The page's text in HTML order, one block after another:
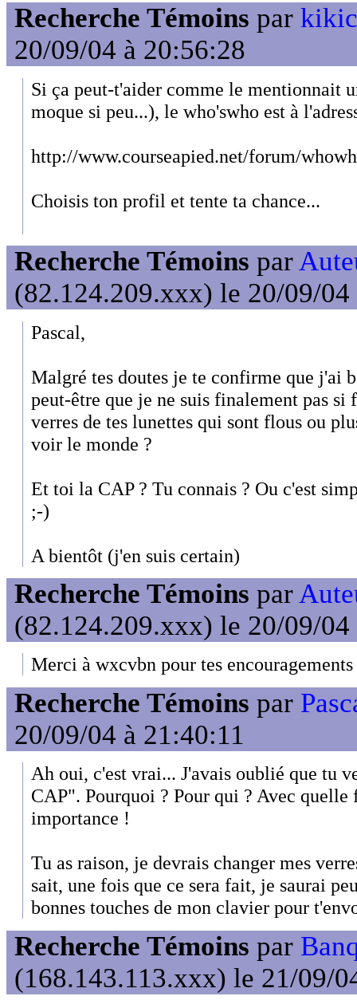
Recherche Témoins par
20/09/04 à 20:56:28
Si ça peut-t'aider comme le mentionnait
moque si peu...), le who'swho est à
http://www.courseapied.net/forum/
Choisis ton profil et tente ta chance...
Recherche Témoins par
(82.124.209.xxx) le 20/09/04
Pascal,
Malgré tes doutes je te confirme que j'ai
peut-être que je ne suis finalement pas si
verres de tes lunettes qui sont flous ou
voir le monde ?
Et toi la CAP ? Tu connais ? Ou c'est
;-)
A bientôt (j'en suis certain)
Recherche Témoins par
(82.124.209.xxx) le 20/09/04
Merci à wxcvbn pour tes
Recherche Témoins par
20/09/04 à 21:40:11
Ah oui, c'est vrai... J'avais oublié que tu
CAP". Pourquoi ? Pour qui ? Avec
importance !
Tu as raison, je devrais changer mes
sait, une fois que ce sera fait, je saurai
bonnes touches de mon clavier pour
Recherche Témoins par
(168.143.113.xxx) le 21/09/